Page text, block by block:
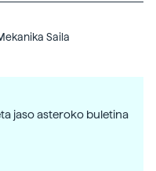
Saila
jaso asteroko buletina